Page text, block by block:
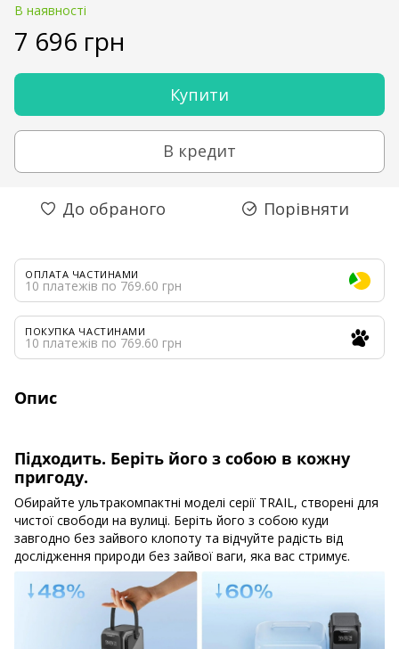
В наявності
7 696 грн
Купити
В кредит
До обраного Порівняти
ОПЛАТА ЧАСТИНАМИ
10 платежів по 769.60 грн
ПОКУПКА ЧАСТИНАМИ
10 платежів по 769.60 грн
Опис
Підходить. Беріть його з собою в кожну
пригоду.
Обирайте ультракомпактні моделі серії TRAIL, створені для
чистої свободи на вулиці. Беріть його з собою куди
завгодно без зайвого клопоту та відчуйте радість від
дослідження природи без зайвої ваги, яка вас стримує.